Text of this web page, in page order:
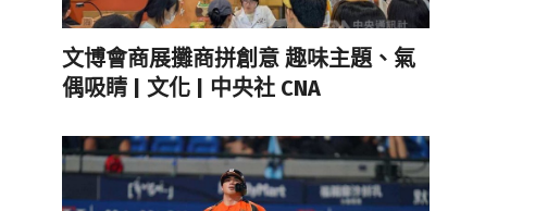
文博會商展攤商拼創意 趣味主題、氣
偶吸睛 | 文化 | 中央社 CNA